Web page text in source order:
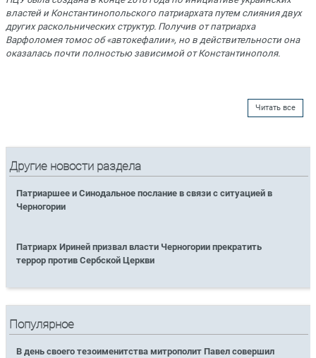
властей и Константинопольского патриархата путем слияния двух
других раскольнических структур. Получив от патриарха
Варфоломея томос об «автокефалии», но в действительности она
оказалась почти полностью зависимой от Константинополя.
Читать все
Другие новости раздела
Патриаршее и Синодальное послание в связи с ситуацией в
Черногории
Патриарх Ириней призвал власти Черногории прекратить
террор против Сербской Церкви
Популярное
В день своего тезоименитства митрополит Павел совершил